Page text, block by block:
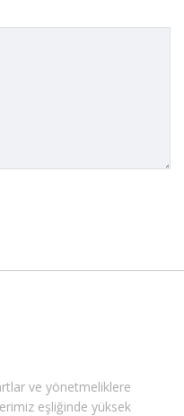
ve yönetmeliklere
eşliğinde yüksek